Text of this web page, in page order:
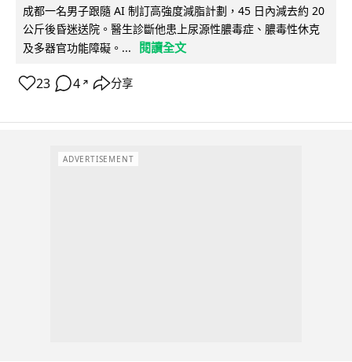
成都一名男子跟隨 AI 制訂高強度減脂計劃，45 日內減去約 20
公斤後昏迷送院。醫生診斷他患上尿源性膿毒症、膿毒性休克
及多器官功能障礙。...
閱讀全文
23 4 ↗ 分享
ADVERTISEMENT